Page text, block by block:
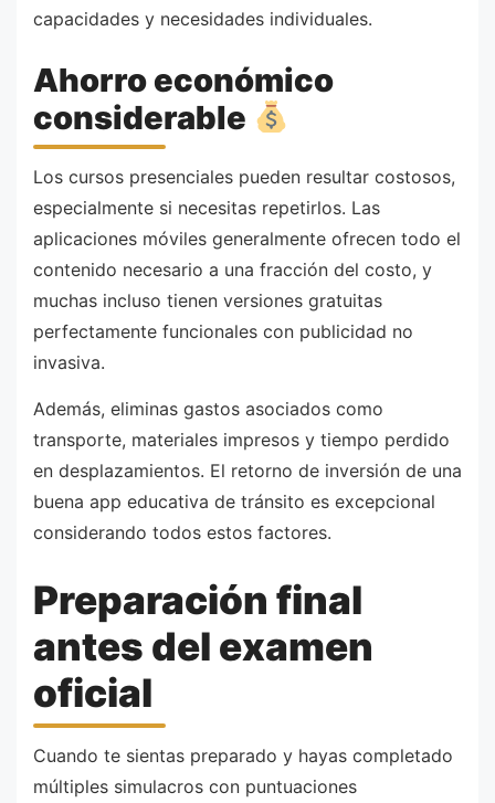
capacidades y necesidades individuales.
Ahorro económico
considerable
Los cursos presenciales pueden resultar costosos,
especialmente si necesitas repetirlos. Las
aplicaciones móviles generalmente ofrecen todo el
contenido necesario a una fracción del costo, y
muchas incluso tienen versiones gratuitas
perfectamente funcionales con publicidad no
invasiva.
Además, eliminas gastos asociados como
transporte, materiales impresos y tiempo perdido
en desplazamientos. El retorno de inversión de una
buena app educativa de tránsito es excepcional
considerando todos estos factores.
Preparación final
antes del examen
oficial
Cuando te sientas preparado y hayas completado
múltiples simulacros con puntuaciones